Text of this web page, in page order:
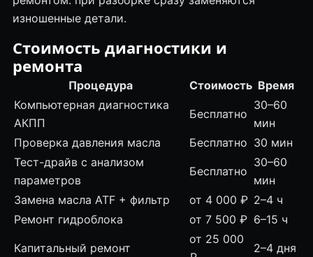
изношенные детали.
Стоимость диагностики и
ремонта
Процедура Стоимость Время
Компьютерная диагностика
АКПП
Бесплатно
30–60
мин
Проверка давления масла
Бесплатно 30 мин
Тест-драйв с анализом
параметров
Бесплатно
30–60
мин
Замена масла ATF + фильтр
от 4 000 ₽ 2–4 ч
Ремонт гидроблока от 7 500 ₽ 6–15 ч
Капитальный ремонт
от 25 000
2–4 дня